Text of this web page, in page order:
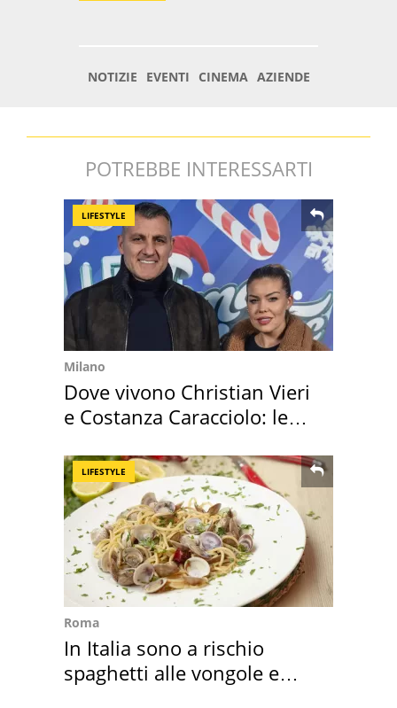
POTREBBE INTERESSARTI
LIFESTYLE
Milano
Dove vivono Christian Vieri
e Costanza Caracciolo: le
LIFESTYLE
Roma
In Italia sono a rischio
spaghetti alle vongole e